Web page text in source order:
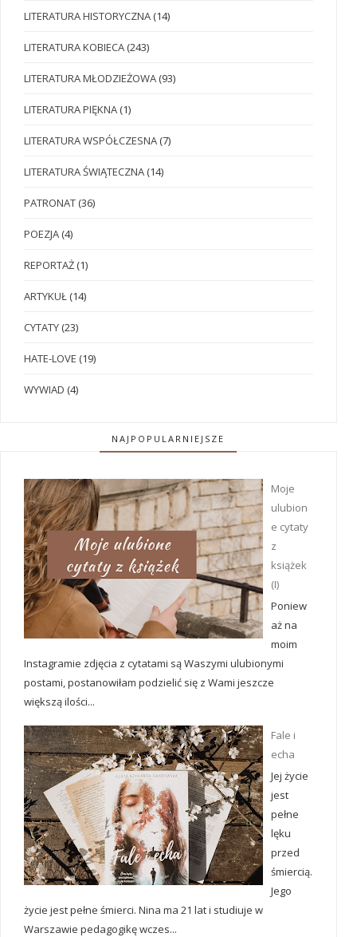
LITERATURA HISTORYCZNA (14)
LITERATURA KOBIECA (243)
LITERATURA MŁODZIEŻOWA (93)
LITERATURA PIĘKNA (1)
LITERATURA WSPÓŁCZESNA (7)
LITERATURA ŚWIĄTECZNA (14)
PATRONAT (36)
POEZJA (4)
REPORTAŻ (1)
ARTYKUŁ (14)
CYTATY (23)
HATE-LOVE (19)
WYWIAD (4)
NAJPOPULARNIEJSZE
Moje
ulubion
e cytaty
z
książek
(I)
Poniew
aż na
moim
Instagramie zdjęcia z cytatami są Waszymi ulubionymi
postami, postanowiłam podzielić się z Wami jeszcze
większą ilości...
Fale i
echa
Jej życie
jest
pełne
lęku
przed
śmiercią.
Jego
życie jest pełne śmierci. Nina ma 21 lat i studiuje w
Warszawie pedagogikę wczes...